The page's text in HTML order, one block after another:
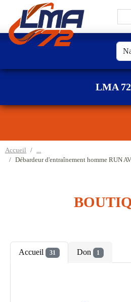
LMA 72
Accueil
Débardeur d'entraînement homme RUN
Accueil 31 Don 1
Panneau de gestion des cookies